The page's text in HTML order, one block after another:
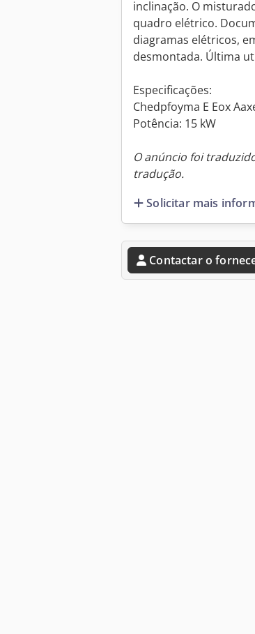
inclinação. O
quadro elétrico.
diagramas elétricos,
desmontada. Última
Especificações:
Chedpfoyma E Eox
Potência: 15 kW
O anúncio foi
tradução.
Solicitar mais
Contactar o